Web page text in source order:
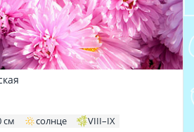
см солнце VIII–IX